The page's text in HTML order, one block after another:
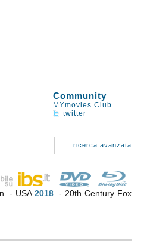
Community
MYmovies Club
twitter
ricerca avanzata
- USA2018 . - 20th Century Fox